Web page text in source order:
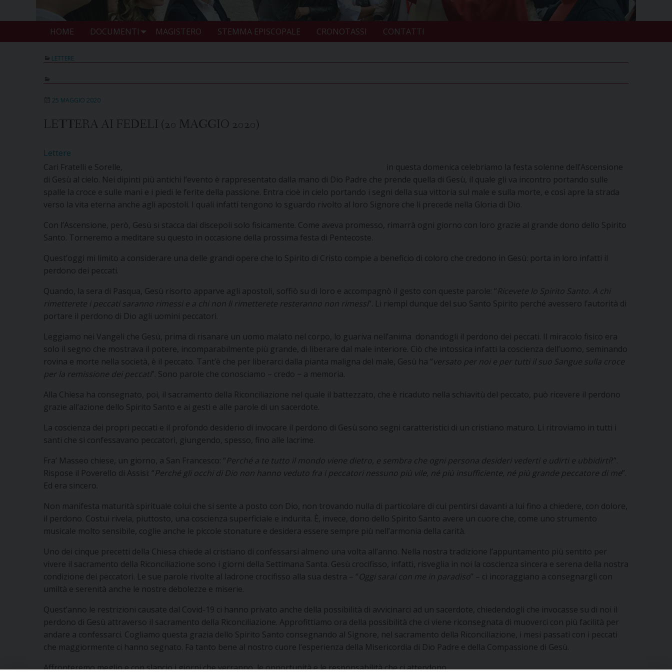
HOME DOCUMENTI MAGISTERO STEMMA EPISCOPALE CRONOTASSI CONTATTI
LETTERE
25 MAGGIO 2020
LETTERA AI FEDELI (20 MAGGIO 2020)
Lettere
Cari Fratelli e Sorelle,
in questa domenica celebriamo la festa solenne dell’Ascensione
di Gesù al cielo. Nei dipinti più antichi l’evento è rappresentato dalla mano di Dio Padre che prende quella di Gesù, il quale gli va incontro portando sulle
spalle la croce e sulle mani e i piedi le ferite della passione. Entra cioè in cielo portando i segni della sua vittoria sul male e sulla morte, e così apre la strada
verso la vita eterna anche agli apostoli. I quali infatti tengono lo sguardo rivolto al loro Signore che li precede nella Gloria di Dio.
Con l’Ascensione, però, Gesù si stacca dai discepoli solo fisicamente. Come aveva promesso, rimarrà ogni giorno con loro grazie al grande dono dello Spirito
Santo. Torneremo a meditare su questo in occasione della prossima festa di Pentecoste.
Quest’oggi mi limito a considerare una delle grandi opere che lo Spirito di Cristo compie a beneficio di coloro che credono in Gesù: porta in loro infatti il
perdono dei peccati.
Quando, la sera di Pasqua, Gesù risorto apparve agli apostoli, soffiò su di loro e accompagnò il gesto con queste parole: “Ricevete lo Spirito Santo. A chi
rimetterete i peccati saranno rimessi e a chi non li rimetterete resteranno non rimessi”. Li riempì dunque del suo Santo Spirito perché avessero l’autorità di
portare il perdono di Dio agli uomini peccatori.
Leggiamo nei Vangeli che Gesù, prima di risanare un uomo malato nel corpo, lo guariva nell’anima donandogli il perdono dei peccati. Il miracolo fisico era
solo il segno che mostrava il potere, incomparabilmente più grande, di liberare dal male interiore. Ciò che intossica infatti la coscienza dell’uomo, seminando
rovina e morte nella società, è il peccato. Tant’è che per liberarci dalla pianta maligna del male, Gesù ha “versato per noi e per tutti il suo Sangue sulla croce
per la remissione dei peccati”. Sono parole che conosciamo – credo − a memoria.
Alla Chiesa ha consegnato, poi, il sacramento della Riconciliazione nel quale il battezzato, che è ricaduto nella schiavitù del peccato, può ricevere il perdono
grazie all’azione dello Spirito Santo e ai gesti e alle parole di un sacerdote.
La coscienza dei propri peccati e il profondo desiderio di invocare il perdono di Gesù sono segni caratteristici di un cristiano maturo. Li ritroviamo in tutti i
santi che si confessavano peccatori, giungendo, spesso, fino alle lacrime.
Fra’ Masseo chiese, un giorno, a San Francesco: “Perché a te tutto il mondo viene dietro, e sembra che ogni persona desideri vederti e udirti e ubbidirti?”.
Rispose il Poverello di Assisi: “Perché gli occhi di Dio non hanno veduto fra i peccatori nessuno più vile, né più insufficiente, né più grande peccatore di me”.
Ed era sincero.
Non manifesta maturità spirituale colui che si sente a posto con Dio, non trovando nulla di particolare di cui pentirsi davanti a lui fino a chiedere, con dolore,
il perdono. Costui rivela, piuttosto, una coscienza superficiale e indurita. È, invece, dono dello Spirito Santo avere un cuore che, come uno strumento
musicale molto sensibile, coglie anche le piccole stonature e desidera essere sempre più nell’armonia della carità.
Uno dei cinque precetti della Chiesa chiede al cristiano di confessarsi almeno una volta all’anno. Nella nostra tradizione l’appuntamento più sentito per
vivere il sacramento della Riconciliazione sono i giorni della Settimana Santa. Gesù crocifisso, infatti, risveglia in noi la coscienza sincera e serena della nostra
condizione dei peccatori. Le sue parole rivolte al ladrone crocifisso alla sua destra – “Oggi sarai con me in paradiso” – ci incoraggiano a consegnargli con
umiltà e serenità anche le nostre debolezze e miserie.
Quest’anno le restrizioni causate dal Covid-19 ci hanno privato anche della possibilità di avvicinarci ad un sacerdote, chiedendogli che invocasse su di noi il
perdono di Gesù attraverso il sacramento della Riconciliazione. Approfittiamo ora della possibilità che ci viene riconsegnata di muoverci con più facilità per
andare a confessarci. Cogliamo questa grazia dello Spirito Santo consegnando al Signore, nel sacramento della Riconciliazione, i mesi passati con i peccati
che maggiormente ci hanno segnato. Fa tanto bene al nostro cuore l’esperienza della Misericordia di Dio Padre e della Compassione di Gesù.
Affronteremo meglio e con slancio i giorni che verranno, le opportunità e le responsabilità che ci attendono.